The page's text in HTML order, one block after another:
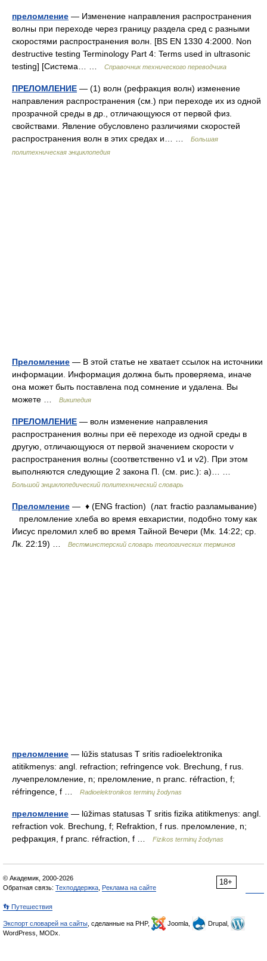
преломление — Изменение направления распространения
волны при переходе через границу раздела сред с разными
скоростями распространения волн. [BS EN 1330 4:2000. Non
destructive testing Terminology Part 4: Terms used in ultrasonic
testing] [Система… …
Справочник технического переводчика
ПРЕЛОМЛЕНИЕ — (1) волн (рефракция волн) изменение
направления распространения (см.) при переходе их из одной
прозрачной среды в др., отличающуюся от первой физ.
свойствами. Явление обусловлено различиями скоростей
распространения волн в этих средах и… …
Большая
политехническая энциклопедия
Преломление — В этой статье не хватает ссылок на источники
информации. Информация должна быть проверяема, иначе
она может быть поставлена под сомнение и удалена. Вы
можете …
Википедия
ПРЕЛОМЛЕНИЕ — волн изменение направления
распространения волны при её переходе из одной среды в
другую, отличающуюся от первой значением скорости v
распространения волны (соответственно v1 и v2). При этом
выполняются следующие 2 закона П. (см. рис.): а)… …
Большой энциклопедический политехнический словарь
Преломление — ♦ (ENG fraction) (лат. fractio разламывание)
преломление хлеба во время евхаристии, подобно тому как
Иисус преломил хлеб во время Тайной Вечери (Мк. 14:22; ср.
Лк. 22:19) …
Вестминстерский словарь теологических терминов
преломление — lūžis statusas T sritis radioelektronika
atitikmenys: angl. refraction; refringence vok. Brechung, f rus.
лучепреломление, n; преломление, n pranc. réfraction, f;
réfringence, f …
Radioelektronikos terminų žodynas
преломление — lūžimas statusas T sritis fizika atitikmenys: angl.
refraction vok. Brechung, f; Refraktion, f rus. преломление, n;
рефракция, f pranc. réfraction, f …
Fizikos terminų žodynas
18+
© Академик, 2000-2026
Обратная связь: Техподдержка Реклама на сайте
👣 Путешествия
Экспорт словарей на сайты , сделанные на PHP, Joomla,
Drupal,
WordPress, MODx.